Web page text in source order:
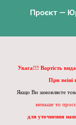
Проєкт —
Увага!!! Вартість
При зміні
Якщо Ви замовляєте
меньше то
для уточнення